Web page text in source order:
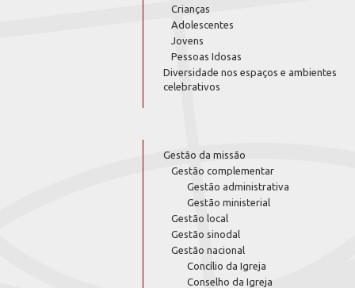
Crianças
Adolescentes
Jovens
Pessoas Idosas
Diversidade nos espaços e ambientes
celebrativos
Gestão da missão
Gestão complementar
Gestão administrativa
Gestão ministerial
Gestão local
Gestão sinodal
Gestão nacional
Concílio da Igreja
Conselho da Igreja